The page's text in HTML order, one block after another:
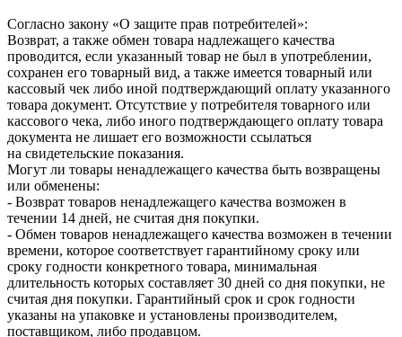
Согласно закону «О защите прав потребителей»:
Возврат, а также обмен товара надлежащего качества
проводится, если указанный товар не был в употреблении,
сохранен его товарный вид, а также имеется товарный или
кассовый чек либо иной подтверждающий оплату указанного
товара документ. Отсутствие у потребителя товарного или
кассового чека, либо иного подтверждающего оплату товара
документа не лишает его возможности ссылаться
на свидетельские показания.
Могут ли товары ненадлежащего качества быть возвращены
или обменены:
- Возврат товаров ненадлежащего качества возможен в
течении 14 дней, не считая дня покупки.
- Обмен товаров ненадлежащего качества возможен в течении
времени, которое соответствует гарантийному сроку или
сроку годности конкретного товара, минимальная
длительность которых составляет 30 дней со дня покупки, не
считая дня покупки. Гарантийный срок и срок годности
указаны на упаковке и установлены производителем,
поставщиком, либо продавцом.